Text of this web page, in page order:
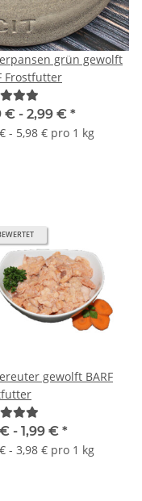
grün gewolft
Frostfutter
€ - 2,99 € *
- 5,98 € pro 1 kg
gewolft BARF
€ - 1,99 € *
- 3,98 € pro 1 kg